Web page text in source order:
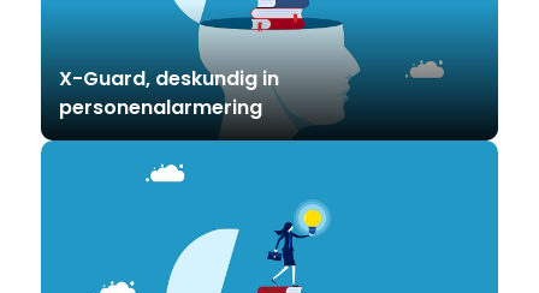
X-Guard, deskundig in
personenalarmering